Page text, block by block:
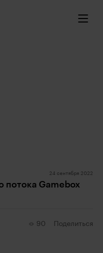
24 сентября 2022
потока Gamebox
90 Поделиться